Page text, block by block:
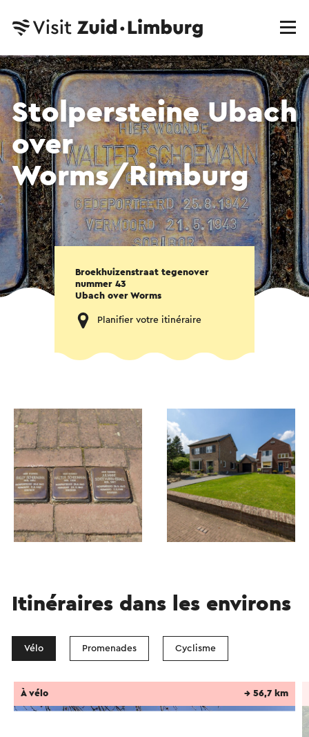
Stolpersteine Ubach
over
Worms/Rimburg
Broekhuizenstraat tegenover
nummer 43
Ubach over Worms
Planifier votre itinéraire
Itinéraires dans les environs
Vélo Promenades Cyclisme
À vélo → 56,7 km